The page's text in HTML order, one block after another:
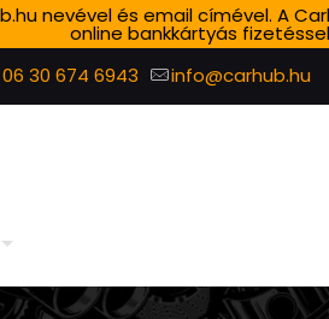
nevével és email címével. A
online bankkártyás
06 30 674 6943 info@carhub.hu